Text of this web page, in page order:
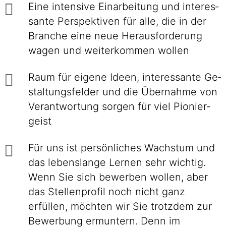
Eine intensive Einarbei­tung und interes­
sante Perspek­tiven für alle, die in der
Branche eine neue Heraus­forderung
wagen und weiter­kommen wollen
Raum für eigene Ideen, inte­res­sante Ge­
stal­tungs­felder und die Über­nahme von
Ver­ant­wor­tung sorgen für viel Pionier­
geist
Für uns ist persönliches Wachstum und
das lebenslange Lernen sehr wichtig.
Wenn Sie sich bewerben wollen, aber
das Stellenprofil noch nicht ganz
erfüllen, möchten wir Sie trotzdem zur
Bewerbung ermuntern. Denn im